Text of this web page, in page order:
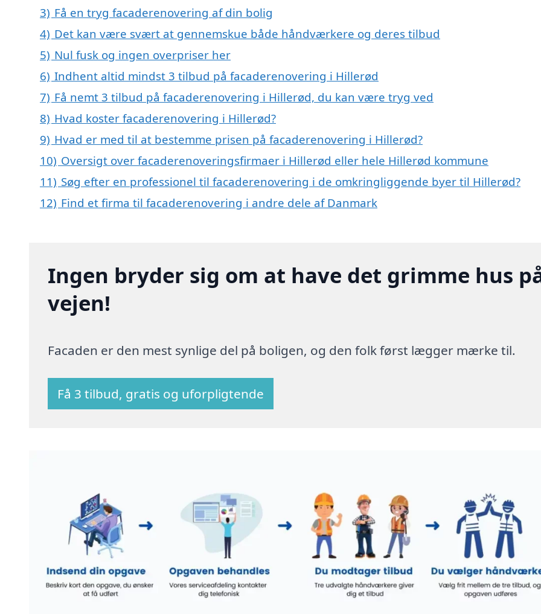
3) Få en tryg facaderenovering af din bolig
4) Det kan være svært at gennemskue både håndværkere og deres tilbud
5) Nul fusk og ingen overpriser her
6) Indhent altid mindst 3 tilbud på facaderenovering i Hillerød
7) Få nemt 3 tilbud på facaderenovering i Hillerød, du kan være tryg ved
8) Hvad koster facaderenovering i Hillerød?
9) Hvad er med til at bestemme prisen på facaderenovering i Hillerød?
10) Oversigt over facaderenoveringsfirmaer i Hillerød eller hele Hillerød kommune
11) Søg efter en professionel til facaderenovering i de omkringliggende byer til Hillerød?
12) Find et firma til facaderenovering i andre dele af Danmark
Ingen bryder sig om at have det grimme hus
vejen!
Facaden er den mest synlige del på boligen, og den folk først lægger mærke til.
Få 3 tilbud, gratis og uforpligtende